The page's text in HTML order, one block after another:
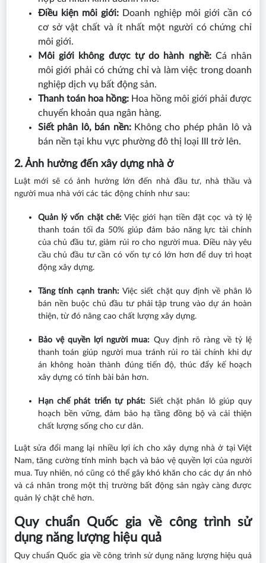
Điều kiện môi giới:Doanh nghiệp môi giới cần có
cơ sở vật chất và ít nhất một người có chứng chỉ
môi giới.
Môi giới không được tự do hành nghề:Cá nhân
môi giới phải có chứng chỉ và làm việc trong doanh
nghiệp dịch vụ bất động sản.
Thanh toán hoa hồng:Hoa hồng môi giới phải được
chuyển khoản qua ngân hàng.
Siết phân lô, bán nền:Không cho phép phân lô và
bán nền tại khu vực phường đô thị loại III trở lên.
2. Ảnh hưởng đến xây dựng nhà ở
Luật mới sẽ có ảnh hưởng lớn đến nhà đầu tư, nhà thầu và
người mua nhà với các tác động chính như sau:
Quản lý vốn chặt chẽ:Việc giới hạn tiền đặt cọc và tỷ lệ
thanh toán tối đa 50% giúp đảm bảo năng lực tài chính
của chủ đầu tư, giảm rủi ro cho người mua. Điều này yêu
cầu chủ đầu tư cần có vốn tự có lớn hơn để duy trì hoạt
động xây dựng.
Tăng tính cạnh tranh: Việc siết chặt quy định về phân lô
bán nền buộc chủ đầu tư phải tập trung vào dự án hoàn
thiện, từ đó nâng cao chất lượng xây dựng.
Bảo vệ quyền lợi người mua: Quy định rõ ràng về tỷ lệ
thanh toán giúp người mua tránh rủi ro tài chính khi dự
án không hoàn thành đúng tiến độ, thúc đẩy kế hoạch
xây dựng có tính bài bản hơn.
Hạn chế phát triển tự phát: Siết chặt phân lô giúp quy
hoạch bền vững, đảm bảo hạ tầng đồng bộ và cải thiện
chất lượng sống cho cư dân.
Luật sửa đổi mang lại nhiều lợi ích cho xây dựng nhà ở tại Việt
Nam, tăng cường tính minh bạch và bảo vệ quyền lợi của người
mua. Tuy nhiên, nó cũng có thể gây khó khăn cho các dự án nhỏ
và cá nhân trong một thị trường bất động sản ngày càng được
quản lý chặt chẽ hơn.
Quy chuẩn Quốc gia về công trình sử
dụng năng lượng hiệu quả
Quy chuẩn Quốc gia về công trình sử dụng năng lượng hiệu quả